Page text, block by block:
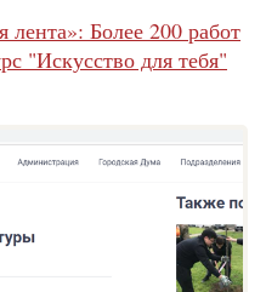
Более 200 работ
"Искусство для тебя"